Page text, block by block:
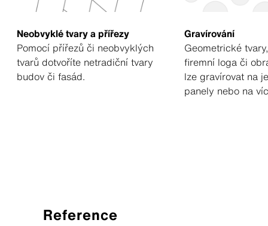
Neobvyklé tvary a přířezy
Pomocí přířezů či neobvyklých
tvarů dotvoříte netradiční tvary
budov či fasád.
Gravírování
Geometrické
firemní loga či
lze gravírovat na
panely nebo na
Reference